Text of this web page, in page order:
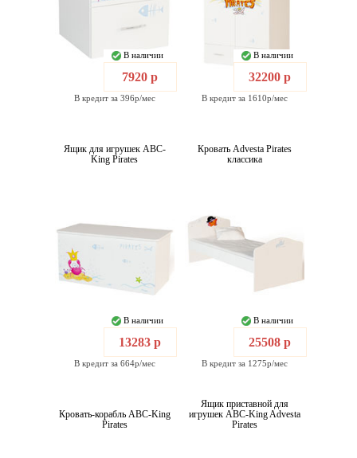
В наличии
7920 р
В кредит за 396р/мес
В наличии
32200 р
В кредит за 1610р/мес
Ящик для игрушек ABC-
King Pirates
В наличии
13283 р
В кредит за 664р/мес
Кровать Advesta Pirates
классика
В наличии
25508 р
В кредит за 1275р/мес
Кровать-корабль ABC-King
Pirates
Ящик приставной для
игрушек ABC-King Advesta
Pirates